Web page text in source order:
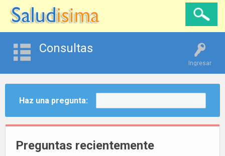
Ingresar
Consultas
Haz una pregunta:
Preguntas recientemente